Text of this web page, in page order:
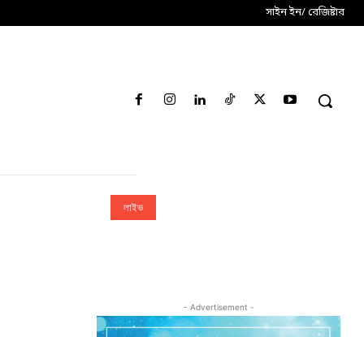
সাইন ইন/ রেজিষ্টার
লাইভ
- Advertisement -